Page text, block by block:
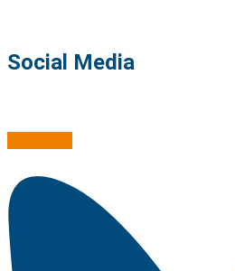
Social Media